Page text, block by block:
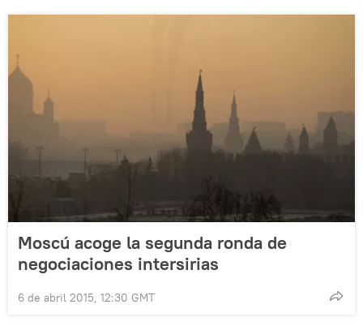
Moscú acoge la segunda ronda de
negociaciones intersirias
6 de abril 2015, 12:30 GMT